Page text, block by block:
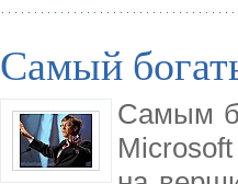
Самый
Самым